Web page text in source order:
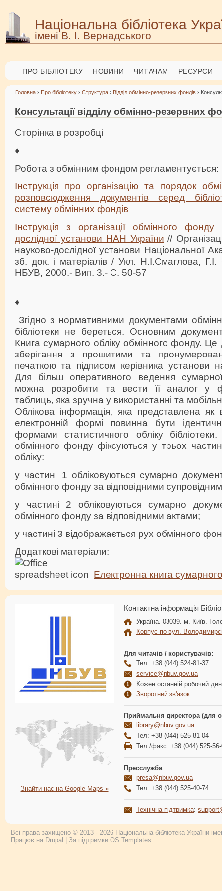
Національна бібліотека
імені В. І. Вернадського
ПРО БІБЛІОТЕКУ НОВИНИ ЧИТАЧАМ РЕСУРСИ
Головна › Про бібліотеку › Структура › Відділ обмінно-резервних фондів ›
Консультації відділу обмінно-резервних
Сторінка в розробці
♦
Робота з обмінним фондом регламентується:
Інструкція про організацію та порядок
розповсюдження документів серед
систему обмінних фондів
Інструкція з організації обмінного фонду
дослідної установи НАН України //
науково-дослідної установи Національної
зб. док. і матеріалів / Укл. Н.І.Смаглова,
НБУВ, 2000.- Вип. 3.- С. 50-57
♦
Згідно з нормативними документами
бібліотеки не береться. Основним
Книга сумарного обліку обмінного фонду. Це
зберігання з прошитими та
печаткою та підписом керівника установи
Для більш оперативного ведення
можна розробити та вести її аналог у
таблиць, яка зручна у використанні та
Облікова інформація, яка представлена як
електронній формі повинна бути
формами статистичного обліку
обмінного фонду фіксуються у трьох
обліку:
у частині 1 обліковуються сумарно
обмінного фонду за відповідними
у частині 2 обліковуються сумарно
обмінного фонду за відповідними актами;
у частині 3 відображається рух обмінного
Додаткові матеріали:
Електронна книга сумарного
Знайти нас на Google Maps »
Контактна інформація
Україна, 03039, м. Київ,
Корпус по вул.
Для читачів / користувачів:
Тел: +38 (044) 524-81-37
service@nbuv.gov.ua
Кожен останній робочий
Зворотний зв'язок
Приймальня директора (для
library@nbuv.gov.ua
Тел: +38 (044) 525-81-04
Тел./факс: +38 (044) 525-56-
Пресслужба
presa@nbuv.gov.ua
Тел: +38 (044) 525-40-74
Технічна підтримка:
Всі права захищено © 2013 - 2026 Національна бібліотека України
Працює на Drupal | За підтримки OS Templates